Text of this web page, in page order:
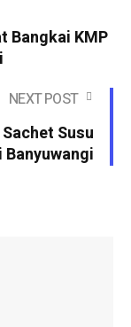
Bangkai KMP
NEXT POST
Susu
Banyuwangi